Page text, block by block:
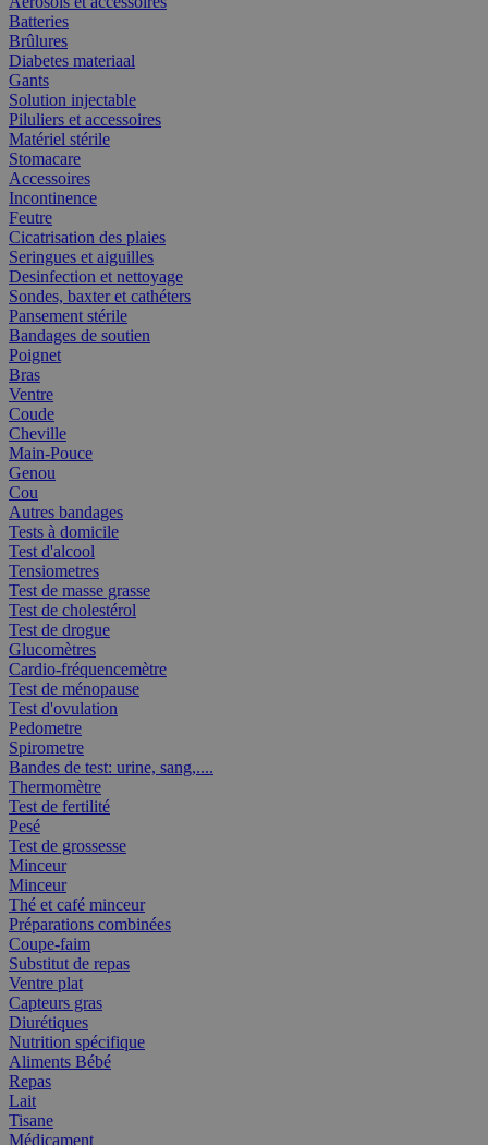
Batteries
Brûlures
Diabetes materiaal
Gants
Solution injectable
Piluliers et accessoires
Matériel stérile
Stomacare
Accessoires
Incontinence
Feutre
Cicatrisation des plaies
Seringues et aiguilles
Desinfection et nettoyage
Sondes, baxter et cathéters
Pansement stérile
Bandages de soutien
Poignet
Bras
Ventre
Coude
Cheville
Main-Pouce
Genou
Cou
Autres bandages
Tests à domicile
Test d'alcool
Tensiometres
Test de masse grasse
Test de cholestérol
Test de drogue
Glucomètres
Cardio-fréquencemètre
Test de ménopause
Test d'ovulation
Pedometre
Spirometre
Bandes de test: urine, sang,....
Thermomètre
Test de fertilité
Pesé
Test de grossesse
Minceur
Minceur
Thé et café minceur
Préparations combinées
Coupe-faim
Substitut de repas
Ventre plat
Capteurs gras
Diurétiques
Nutrition spécifique
Aliments Bébé
Repas
Lait
Tisane
Médicament